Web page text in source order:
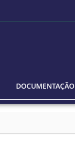
DOCUMENTAÇÃO